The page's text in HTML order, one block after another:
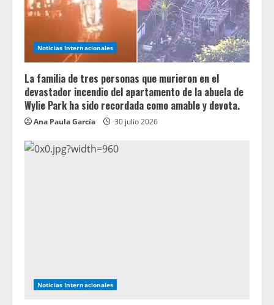
Noticias Internacionales
La familia de tres personas que murieron en el
devastador incendio del apartamento de la abuela de
Wylie Park ha sido recordada como amable y devota.
Ana Paula García 30 julio 2026
Noticias Internacionales